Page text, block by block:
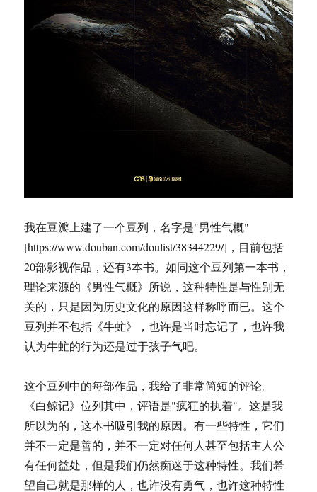
我在豆瓣上建了一个豆列，名字是"男性气概"
[https://www.douban.com/doulist/38344229/]，目前包括
20部影视作品，还有3本书。如同这个豆列第一本书，
理论来源的《男性气概》所说，这种特性是与性别无
关的，只是因为历史文化的原因这样称呼而已。这个
豆列并不包括《牛虻》，也许是当时忘记了，也许我
认为牛虻的行为还是过于孩子气吧。
这个豆列中的每部作品，我给了非常简短的评论。
《白鲸记》位列其中，评语是"疯狂的执着"。这是我
所以为的，这本书吸引我的原因。有一些特性，它们
并不一定是善的，并不一定对任何人甚至包括主人公
有任何益处，但是我们仍然痴迷于这种特性。我们希
望自己就是那样的人，也许没有勇气，也许这种特性